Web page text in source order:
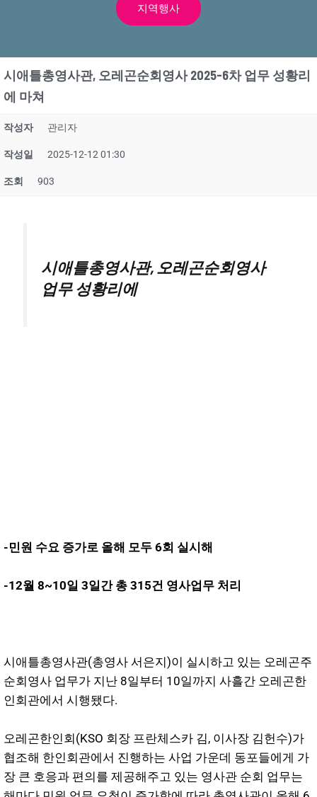
지역행사
시애틀총영사관, 오레곤순회영사 2025-6차 업무 성황리
에 마쳐
작성자 관리자
작성일 2025-12-12 01:30
조회 903
시애틀총영사관, 오레곤순회영사
업무 성황리에
-민원 수요 증가로 올해 모두 6회 실시해
-12월 8~10일 3일간 총 315건 영사업무 처리
시애틀총영사관(총영사 서은지)이 실시하고 있는 오레곤주
순회영사 업무가 지난 8일부터 10일까지 사흘간 오레곤한
인회관에서 시행됐다.
오레곤한인회(KSO 회장 프란체스카 김, 이사장 김헌수)가
협조해 한인회관에서 진행하는 사업 가운데 동포들에게 가
장 큰 호응과 편의를 제공해주고 있는 영사관 순회 업무는